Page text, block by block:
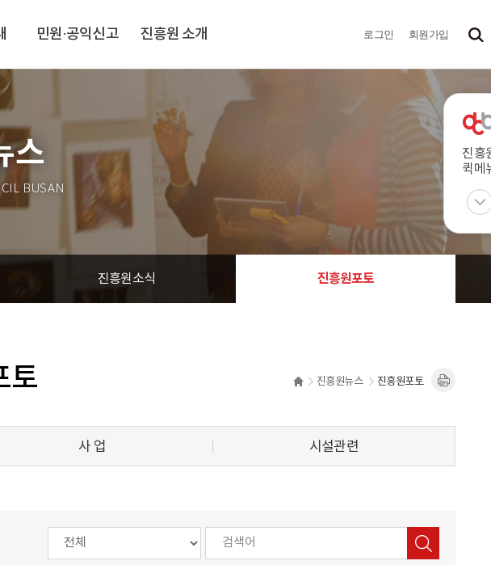
민원·공익신고 진흥원 소개 로그인 회원가입
진흥
퀵메
스
BUSAN
진흥원소식 진흥원포토
토 진흥원뉴스 진흥원포토
사 업 시설관련